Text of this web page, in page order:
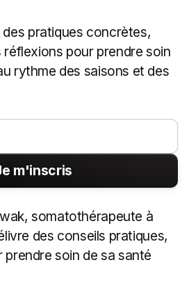
pratiques concrètes,
pour prendre soin
rythme des saisons et des
m'inscris
somatothérapeute à
des conseils pratiques,
soin de sa santé